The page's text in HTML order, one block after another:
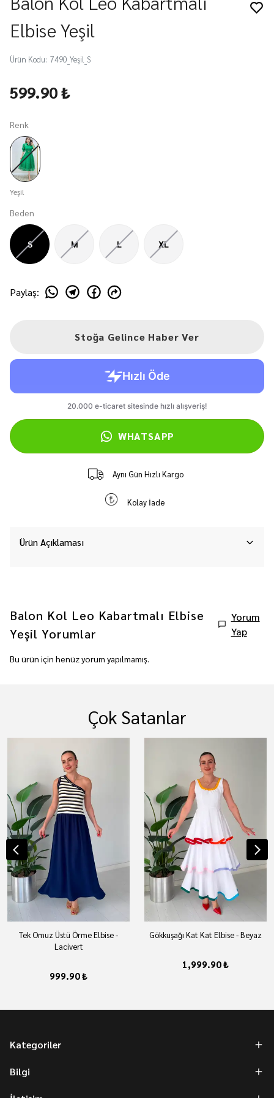
Elbise Yeşil
Ürün Kodu: 7490_Yeşil_S
599.90 ₺
Renk
Yeşil
Beden
S M L XL
Paylaş:
Stoğa Gelince Haber Ver
WHATSAPP
Aynı Gün Hızlı Kargo
Kolay İade
Ürün Açıklaması
Balon Kol Leo Kabartmalı Elbise
Yeşil Yorumlar
Yorum
Yap
Bu ürün için henüz yorum yapılmamış.
Çok Satanlar
Tek Omuz Üstü Örme Elbise -
Lacivert
999.90 ₺
Gökkuşağı Kat Kat Elbise - Beyaz
1,999.90 ₺
Kategoriler
Bilgi